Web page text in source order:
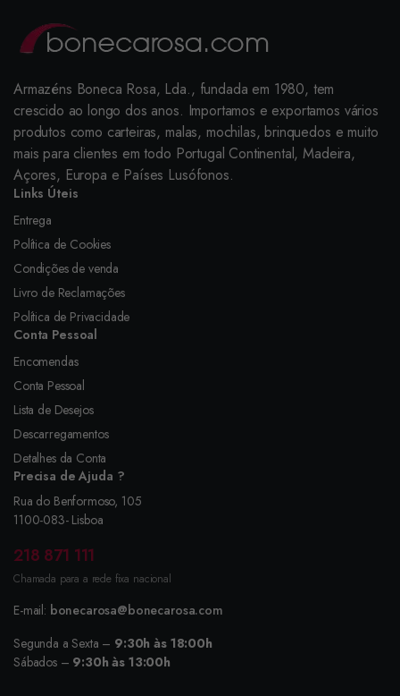
Armazéns Boneca Rosa, Lda., fundada em 1980, tem
crescido ao longo dos anos. Importamos e exportamos vários
produtos como carteiras, malas, mochilas, brinquedos e muito
mais para clientes em todo Portugal Continental, Madeira,
Açores, Europa e Países Lusófonos.
Links Úteis
Entrega
Política de Cookies
Condições de venda
Livro de Reclamações
Política de Privacidade
Conta Pessoal
Encomendas
Conta Pessoal
Lista de Desejos
Descarregamentos
Detalhes da Conta
Precisa de Ajuda ?
Rua do Benformoso, 105
1100-083- Lisboa
218 871 111
Chamada para a rede fixa nacional
E-mail: bonecarosa@bonecarosa.com
Segunda a Sexta – 9:30h às 18:00h
Sábados – 9:30h às 13:00h